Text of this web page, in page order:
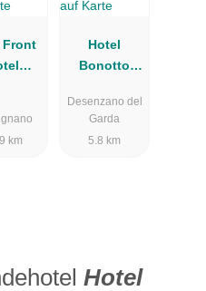
Front
km
Hotel
Bonotto
Desenzano del
Garda
5.8 km
Hotel